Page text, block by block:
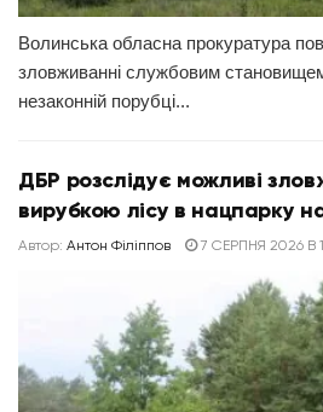
Волинська обласна прокуратура
зловживанні службовим
незаконній порубці...
ДБР розслідує можливі
вирубкою лісу в нацпарку
Автор: Антон Філіппов 7 СЕРПНЯ 2026 В